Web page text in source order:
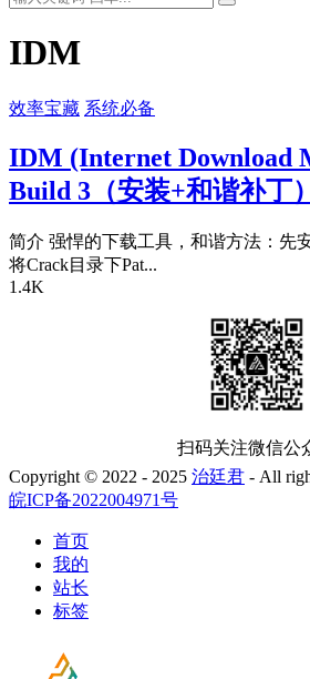
IDM
效率宝藏 系统必备
IDM (Internet Download
Build 3（安装+和谐补丁）
简介 强悍的下载工具，和谐方法：先
将Crack目录下Pat...
1.4K
扫码关注微信公
Copyright © 2022 - 2025 治廷君 - All
皖ICP备2022004971号
首页
我的
站长
标签